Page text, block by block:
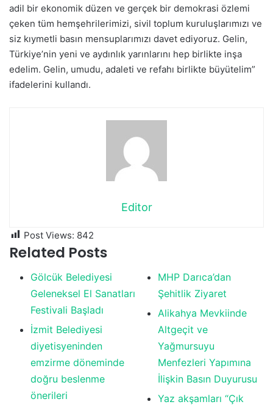
adil bir ekonomik düzen ve gerçek bir demokrasi özlemi
çeken tüm hemşehrilerimizi, sivil toplum kuruluşlarımızı ve
siz kıymetli basın mensuplarımızı davet ediyoruz. Gelin,
Türkiye’nin yeni ve aydınlık yarınlarını hep birlikte inşa
edelim. Gelin, umudu, adaleti ve refahı birlikte büyütelim”
ifadelerini kullandı.
Editor
Post Views: 842
Related Posts
Gölcük Belediyesi
Geleneksel El Sanatları
Festivali Başladı
İzmit Belediyesi
diyetisyeninden
emzirme döneminde
doğru beslenme
önerileri
MHP Darıca’dan
Şehitlik Ziyaret
Alikahya Mevkiinde
Altgeçit ve
Yağmursuyu
Menfezleri Yapımına
İlişkin Basın Duyurusu
Yaz akşamları “Çık